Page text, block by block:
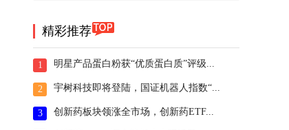
精彩推荐
1 明星产品蛋白粉获“优质蛋白质”评级...
2 宇树科技即将登陆，国证机器人指数“...
3 创新药板块领涨全市场，创新药ETF...